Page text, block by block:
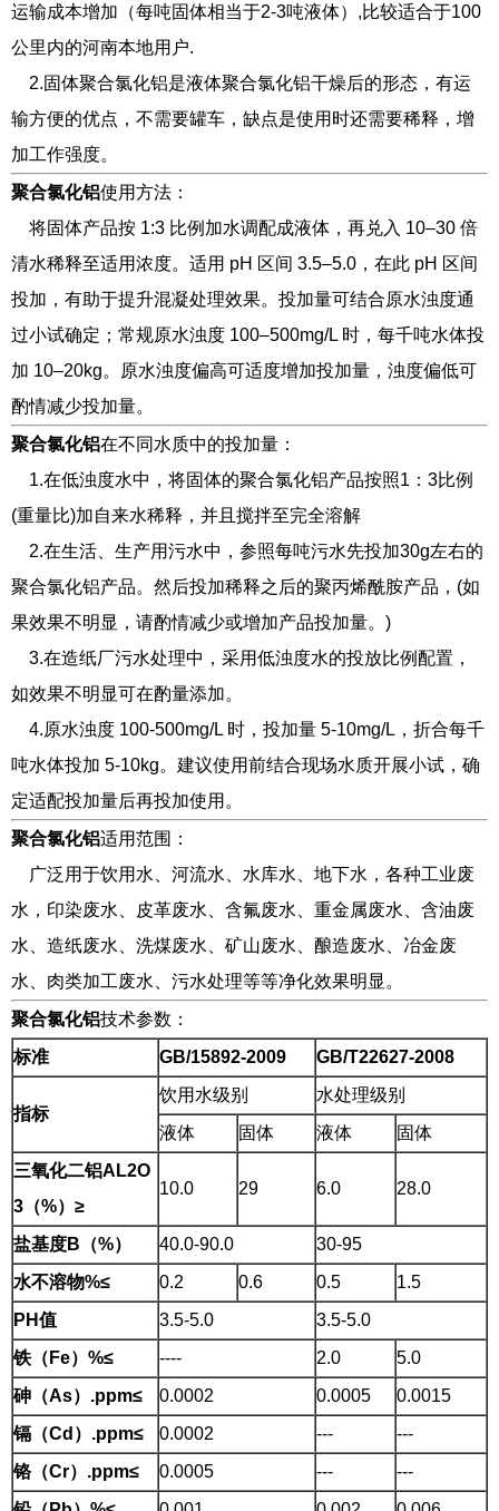
运输成本增加（每吨固体相当于2-3吨液体）,比较适合于100
公里内的河南本地用户.
2.固体聚合氯化铝是液体聚合氯化铝干燥后的形态，有运
输方便的优点，不需要罐车，缺点是使用时还需要稀释，增
加工作强度。
聚合氯化铝使用方法：
将固体产品按 1:3 比例加水调配成液体，再兑入 10–30 倍
清水稀释至适用浓度。适用 pH 区间 3.5–5.0，在此 pH 区间
投加，有助于提升混凝处理效果。投加量可结合原水浊度通
过小试确定；常规原水浊度 100–500mg/L 时，每千吨水体投
加 10–20kg。原水浊度偏高可适度增加投加量，浊度偏低可
酌情减少投加量。
聚合氯化铝在不同水质中的投加量：
1.在低浊度水中，将固体的聚合氯化铝产品按照1：3比例
(重量比)加自来水稀释，并且搅拌至完全溶解
2.在生活、生产用污水中，参照每吨污水先投加30g左右的
聚合氯化铝产品。然后投加稀释之后的聚丙烯酰胺产品，(如
果效果不明显，请酌情减少或增加产品投加量。)
3.在造纸厂污水处理中，采用低浊度水的投放比例配置，
如效果不明显可在酌量添加。
4.原水浊度 100-500mg/L 时，投加量 5-10mg/L，折合每千
吨水体投加 5-10kg。建议使用前结合现场水质开展小试，确
定适配投加量后再投加使用。
聚合氯化铝适用范围：
广泛用于饮用水、河流水、水库水、地下水，各种工业废
水，印染废水、皮革废水、含氟废水、重金属废水、含油废
水、造纸废水、洗煤废水、矿山废水、酿造废水、冶金废
水、肉类加工废水、污水处理等等净化效果明显。
聚合氯化铝技术参数：
标准
GB/15892-2009 GB/T22627-2008
指标
饮用水级别
水处理级别
液体
固体 液体
固体
三氧化二铝AL2O
3（%）≥
10.0 29 6.0 28.0
盐基度B（%） 40.0-90.0
30-95
水不溶物%≤
0.2 0.6 0.5
1.5
PH值 3.5-5.0
3.5-5.0
铁（Fe）%≤
---- 2.0
5.0
砷（As）.ppm≤
0.0002 0.0005
0.0015
镉（Cd）.ppm≤
0.0002 ---
---
铬（Cr）.ppm≤
0.0005 ---
---